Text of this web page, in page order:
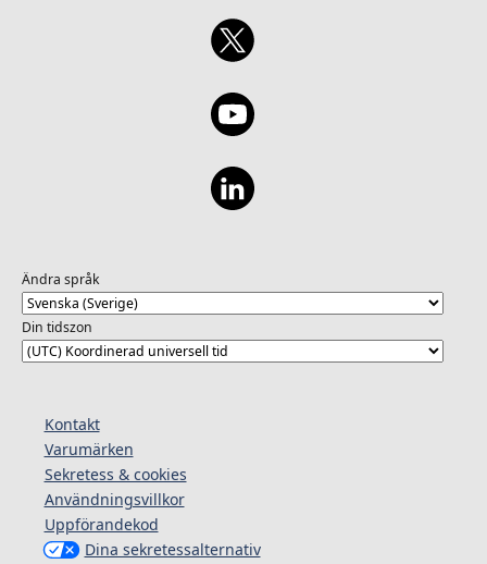
Ändra språk
Din tidszon
Kontakt
Varumärken
Sekretess & cookies
Användningsvillkor
Uppförandekod
Dina sekretessalternativ